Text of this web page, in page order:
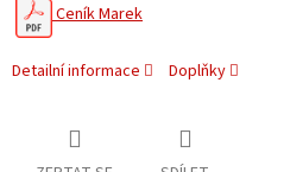
Ceník Marek
Detailní informace Doplňky